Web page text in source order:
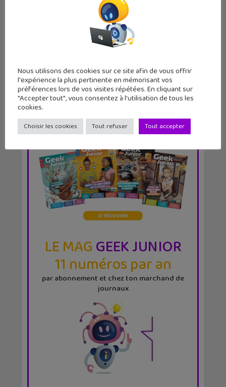
4 trucs et astuces cachées sur
l’application YouTu...
LE MAGGEEK JUNIOR
11 numéros par an
par abonnement et chez ton marchand de
journaux
Nous utilisons des cookies sur ce site afin de vous offrir
l'expérience la plus pertinente en mémorisant vos
préférences lors de vos visites répétées. En cliquant sur
"Accepter tout", vous consentez à l'utilisation de tous les
cookies.
Choisir les cookies Tout refuser Tout accepter